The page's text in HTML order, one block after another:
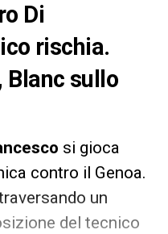
Di
rischia.
Blanc sullo
si gioca
contro il Genoa.
un
del tecnico